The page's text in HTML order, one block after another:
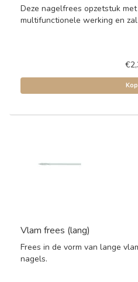
Deze nagelfrees opzetstuk
multifunctionele werking en
Vlam frees (lang)
Frees in de vorm van lange
nagels.